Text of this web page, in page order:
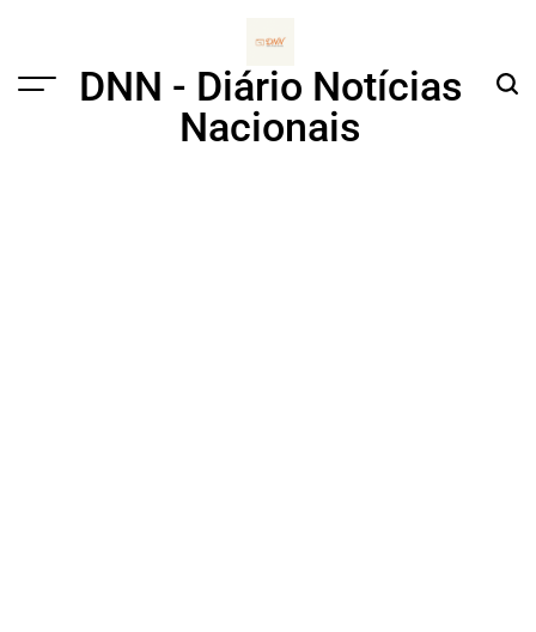
Menu
DNN - Diário Notícias
Nacionais